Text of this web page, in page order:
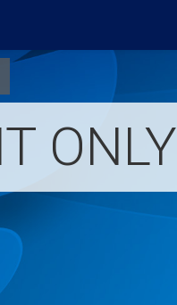
ONLY